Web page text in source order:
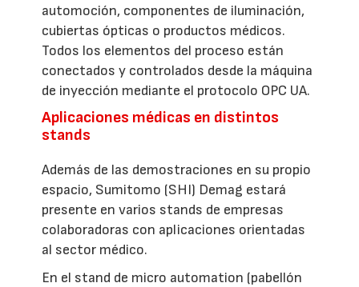
automoción, componentes de iluminación,
cubiertas ópticas o productos médicos.
Todos los elementos del proceso están
conectados y controlados desde la máquina
de inyección mediante el protocolo OPC UA.
Aplicaciones médicas en distintos
stands
Además de las demostraciones en su propio
espacio, Sumitomo (SHI) Demag estará
presente en varios stands de empresas
colaboradoras con aplicaciones orientadas
al sector médico.
En el stand de micro automation (pabellón